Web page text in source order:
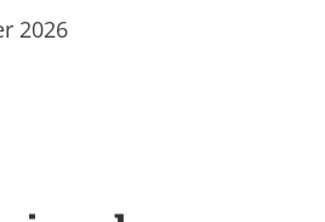
2026